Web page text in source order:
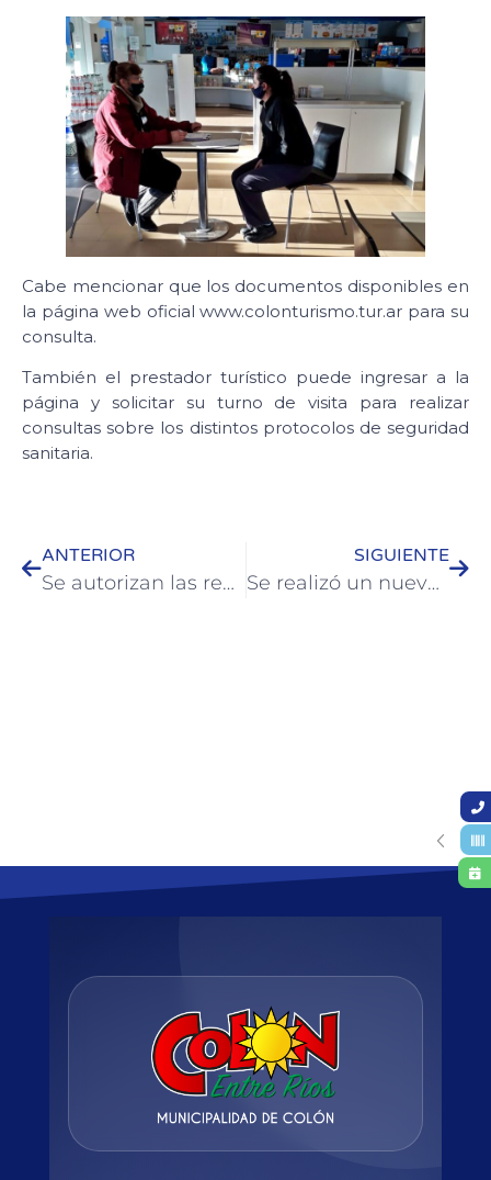
Cabe mencionar que los documentos disponibles en
la página web oficial www.colonturismo.tur.ar para su
consulta.
También el prestador turístico puede ingresar a la
página y solicitar su turno de visita para realizar
consultas sobre los distintos protocolos de seguridad
sanitaria.
ANTERIOR
Se autorizan las reuniones familiares en Colón
SIGUIENTE
Se realizó un nuevo encuentro virtual de la microrregión